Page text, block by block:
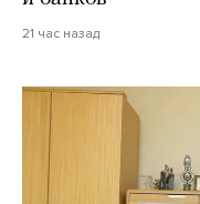
21 час назад